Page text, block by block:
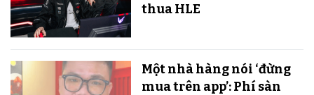
thua HLE
Một nhà hàng nói ‘đừng
mua trên app’: Phí sàn